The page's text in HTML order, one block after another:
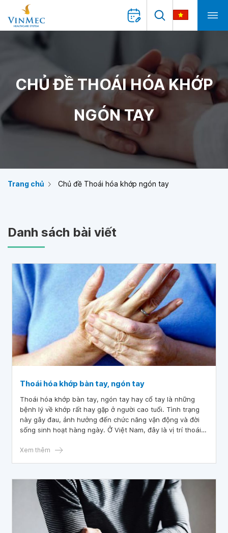
CHỦ ĐỀ THOÁI HÓA KHỚP
NGÓN TAY
Trang chủ Chủ đề Thoái hóa khớp ngón tay
Danh sách bài viết
Thoái hóa khớp bàn tay, ngón tay
Thoái hóa khớp bàn tay, ngón tay hay cổ tay là những
bệnh lý về khớp rất hay gặp ở người cao tuổi. Tình trạng
này gây đau, ảnh hưởng đến chức năng vận động và đời
sống sinh hoạt hàng ngày. Ở Việt Nam, đây là vị trí thoái
phải tình trạng này. tại nước ta. Vậy, điều trị thoái hoá
Xem thêm